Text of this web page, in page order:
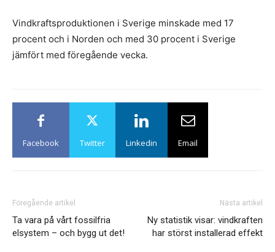
Vindkraftsproduktionen i Sverige minskade med 17
procent och i Norden och med 30 procent i Sverige
jämfört med föregående vecka.
Facebook Twitter Linkedin Email
Föregående artikel
Ta vara på vårt fossilfria
elsystem – och bygg ut det!
Nästa artikel
Ny statistik visar: vindkraften
har störst installerad effekt